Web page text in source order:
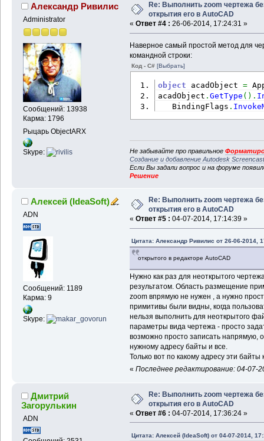
Александр Ривилис
Administrator
Сообщений: 13938
Карма: 1796
Рыцарь ObjectARX
Skype:
Re: Выполнить zoom чертежа
открытия его в AutoCAD
« Ответ #4 : 26-06-2014, 17:24:31 »
Наверное самый простой метод для
командной строки:
Код - C# [Выбрать]
object acadObject =
acadObject .GetType ( ) .
BindingFlags .
Не забывайте про правильное
Создание и добавление Autodesk
Если Вы задали вопрос и на форуме
Решение
Алексей (IdeaSoft)
ADN
Сообщений: 1189
Карма: 9
Skype:
Re: Выполнить zoom чертежа
открытия его в AutoCAD
« Ответ #5 : 04-07-2014, 17:14:39 »
Цитата: Александр Ривилис от 26-06-2014,
открытого в редакторе AutoCAD
Нужно как раз для неоткрытого
результатом. Область размещение
zoоm впрямую не нужен , а нужно
примитивы были видны, когда
нельзя выполнить для неоткрытого
параметры вида чертежа - просто
возможно просто записать напрямую,
нужному адресу байты и все.
Только вот по какому адресу эти
« Последнее редактирование: 04-07-
Дмитрий
Загорулькин
ADN
Re: Выполнить zoom чертежа
открытия его в AutoCAD
« Ответ #6 : 04-07-2014, 17:36:24 »
Цитата: Алексей (IdeaSoft) от 04-07-2014,